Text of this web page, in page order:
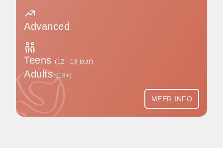
Advanced
Teens (12 - 18 jaar)
Adults(18+)
MEER INFO